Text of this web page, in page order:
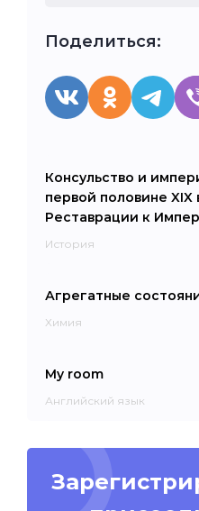
Поделиться:
Консульство и
первой половине XIX
Реставрации к
История
Агрегатные
Химия
My room
Английский язык